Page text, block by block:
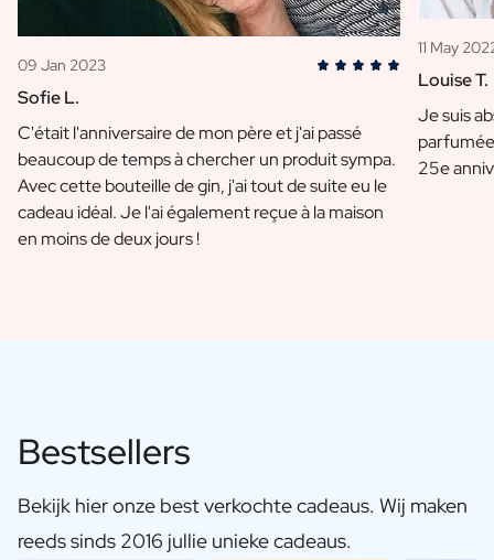
09 Jan 2023
Sofie L.
C'était l'anniversaire de mon père et j'ai passé
beaucoup de temps à chercher un produit sympa.
Avec cette bouteille de gin, j'ai tout de suite eu le
cadeau idéal. Je l'ai également reçue à la maison
en moins de deux jours !
11 May
Louise T.
Je suis
25e
Bestsellers
Bekijk hier onze best verkochte cadeaus. Wij maken
reeds sinds 2016 jullie unieke cadeaus.